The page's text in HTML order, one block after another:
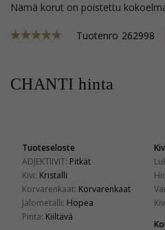
Nämä korut on poistettu
Tuotenro 262998
CHANTI hinta
Tuoteseloste
ADJEKTIIVIT: Pitkät
Kivi: Kristalli
Korvarenkaat: Korvarenkaat
Jalometalli: Hopea
Pinta: Kiiltävä